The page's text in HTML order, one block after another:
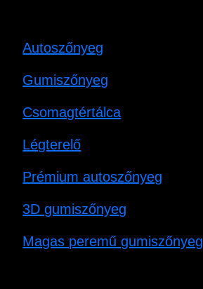
Autoszőnyeg
Gumiszőnyeg
Csomagtértálca
Légterelő
Prémium autoszőnyeg
3D gumiszőnyeg
Magas peremű gumiszőnyeg